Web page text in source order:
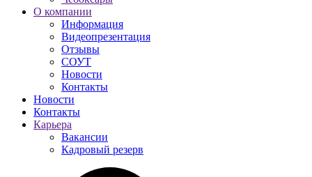
О компании
Информация
Видеопрезентация
Отзывы
СОУТ
Новости
Контакты
Новости
Контакты
Карьера
Вакансии
Кадровый резерв